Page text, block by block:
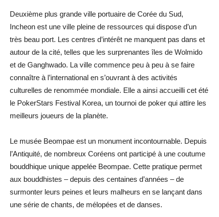
Deuxième plus grande ville portuaire de Corée du Sud,
Incheon est une ville pleine de ressources qui dispose d’un
très beau port. Les centres d’intérêt ne manquent pas dans et
autour de la cité, telles que les surprenantes îles de Wolmido
et de Ganghwado. La ville commence peu à peu à se faire
connaître à l’international en s’ouvrant à des activités
culturelles de renommée mondiale. Elle a ainsi accueilli cet été
le PokerStars Festival Korea, un tournoi de poker qui attire les
meilleurs joueurs de la planète.
Le musée Beompae est un monument incontournable. Depuis
l’Antiquité, de nombreux Coréens ont participé à une coutume
bouddhique unique appelée Beompae. Cette pratique permet
aux bouddhistes – depuis des centaines d’années – de
surmonter leurs peines et leurs malheurs en se lançant dans
une série de chants, de mélopées et de danses.